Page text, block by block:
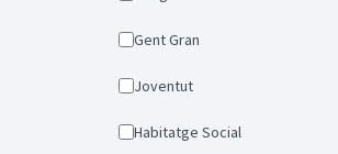
Gent Gran
Joventut
Habitatge Social